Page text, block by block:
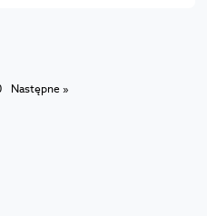
Następne »